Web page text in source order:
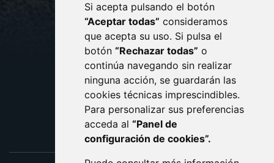
Si acepta pulsando el botón
“Aceptar todas” consideramos
que acepta su uso. Si pulsa el
botón “Rechazar todas” o
continúa navegando sin realizar
ninguna acción, se guardarán las
cookies técnicas imprescindibles.
Para personalizar sus preferencias
acceda al “Panel de
configuración de cookies”.
CONTACTO
AVISO LEGAL
PROTECCIÓN DE DATOS
POLÍTICA DE COOKIES
ACCESIBILIDAD
ENLACE EXTERNO AL